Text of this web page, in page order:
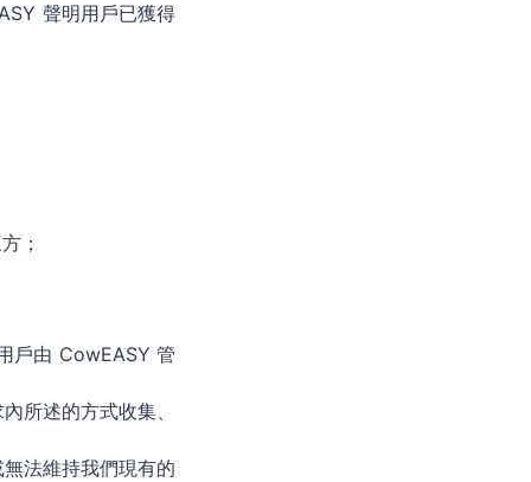
聲明用戶已獲得
；
戶由 CowEASY 管
所述的方式收集、
法維持我們現有的